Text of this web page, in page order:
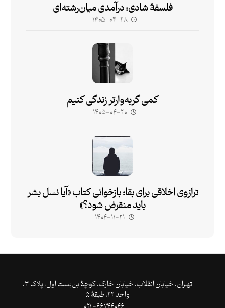
فلسفۀ شادی: درآمدی میان‌رشته‌ای
۱۴۰۵-۰۴-۲۸
کمی گربه‌وارتر زندگی کنیم
۱۴۰۵-۰۴-۲۰
ترازوی اخلاقی برای بقا؛ بازخوانی کتاب «آیا نسل بشر
باید منقرض شود؟»
۱۴۰۴-۱۱-۲۱
تهـران،‌ خیابان انقلاب، خیابان خارک، کوچۀ بن‌بست اول، پلاک ۳،
واحد ۲۲، طبقۀ ۵